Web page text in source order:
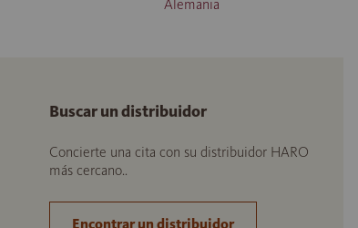
Alemania
Buscar un distribuidor
Concierte una cita con su distribuidor HARO
más cercano..
Encontrar un distribuidor